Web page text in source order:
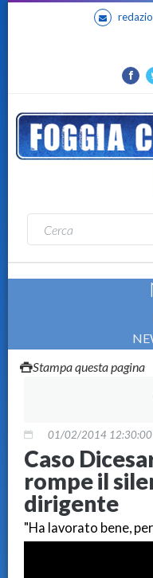
Stampa questa pagina
01/02/2014 12:30:00
Caso
rompe il
dirigente
"Ha lavorato bene,